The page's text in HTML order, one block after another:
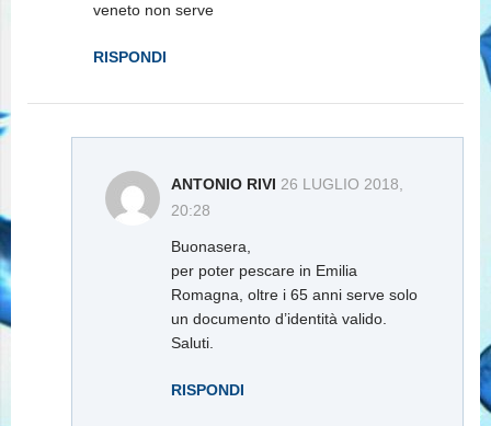
veneto non serve
RISPONDI
ANTONIO RIVI 26 LUGLIO 2018,
20:28
Buonasera,
per poter pescare in Emilia
Romagna, oltre i 65 anni serve solo
un documento d’identità valido.
Saluti.
RISPONDI